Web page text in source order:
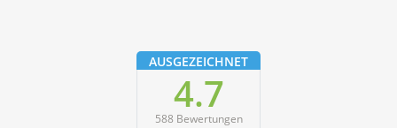
AUSGEZEICHNET
4.7
588 Bewertungen